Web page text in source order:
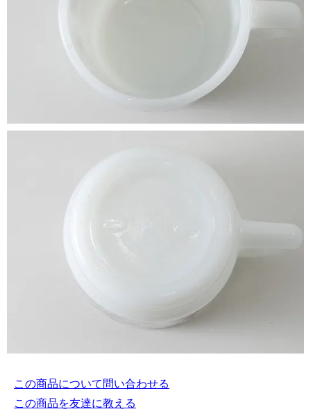
この商品について問い合わせる
この商品を友達に教える